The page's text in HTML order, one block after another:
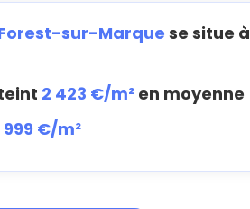
sur-Marque se situe à
2 423 €/m² en moyenne
999 €/m²